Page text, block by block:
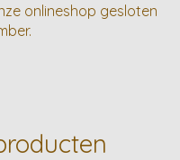
onlineshop gesloten